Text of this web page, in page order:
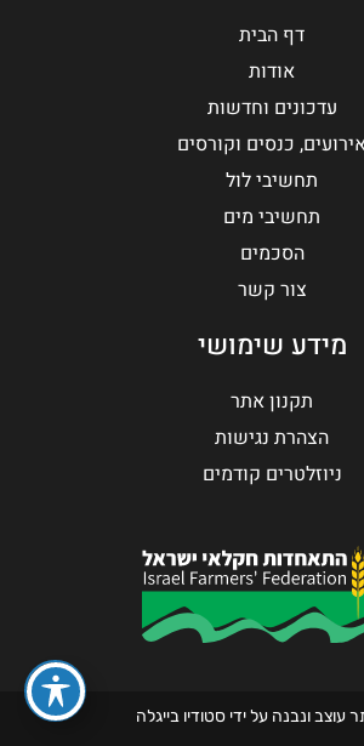
דף הבית
אודות
עדכונים וחדשות
כנסים וקורסים
תחשיבי לול
תחשיבי מים
הסכמים
צור קשר
מידע שימושי
תקנון אתר
הצהרת נגישות
ניוזלטרים קודמים
עוצב ונבנה על ידי סטודיו בייגלה